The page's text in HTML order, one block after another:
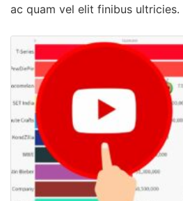
ac quam vel elit finibus